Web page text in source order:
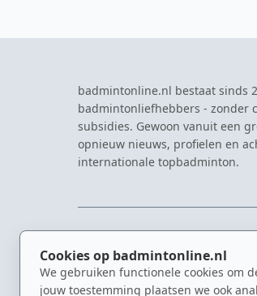
Cookies op badmintonline.nl
We gebruiken functionele cookies om
jouw toestemming plaatsen we ook
badmintonline.nl bestaat sinds
badmintonliefhebbers - zonder
subsidies. Gewoon vanuit een
opnieuw nieuws, profielen en
internationale topbadminton.
Nieuws
Kennisbank